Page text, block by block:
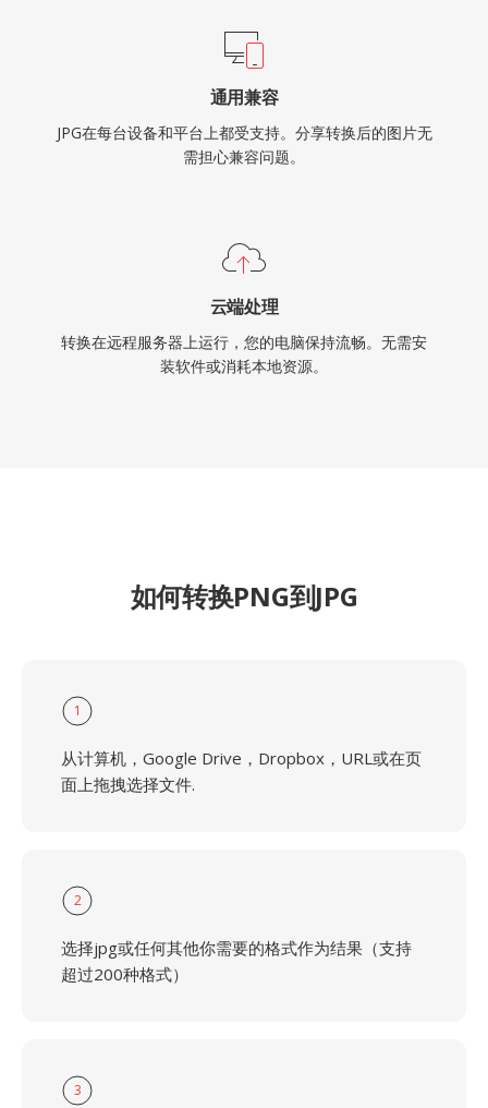
通用兼容
JPG在每台设备和平台上都受支持。分享转换后的图片无
需担心兼容问题。
云端处理
转换在远程服务器上运行，您的电脑保持流畅。无需安
装软件或消耗本地资源。
如何转换PNG到JPG
1
从计算机，Google Drive，Dropbox，URL或在页
面上拖拽选择文件.
2
选择jpg或任何其他你需要的格式作为结果（支持
超过200种格式）
3